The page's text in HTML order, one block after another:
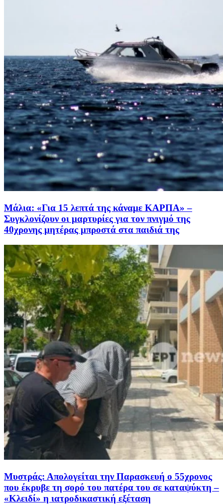
Μάλια: «Για 15 λεπτά της κάναμε ΚΑΡΠΑ» –
Συγκλονίζουν οι μαρτυρίες για τον πνιγμό της
40χρονης μητέρας μπροστά στα παιδιά της
Μυστράς: Απολογείται την Παρασκευή ο 55χρονος
που έκρυβε τη σορό του πατέρα του σε καταψύκτη –
«Κλειδί» η ιατροδικαστική εξέταση